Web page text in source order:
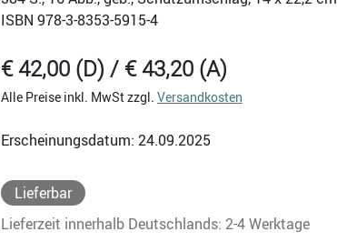
ISBN 978-3-8353-5915-4
€ 42,00 (D) / € 43,20 (A)
Alle Preise inkl. MwSt zzgl. Versandkosten
Erscheinungsdatum: 24.09.2025
Lieferbar
Lieferzeit innerhalb Deutschlands: 2-4 Werktage